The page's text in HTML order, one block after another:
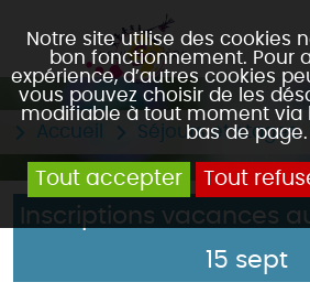
Notre site utilise des cookies
bon fonctionnement. Pour
expérience, d’autres cookies
vous pouvez choisir de les
modifiable à tout moment via
bas de page.
Tout accepter Tout
Accueil Séjours et stages
Inscriptions vacances
15 sept